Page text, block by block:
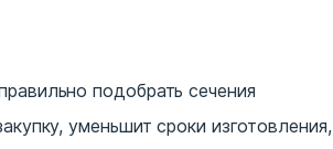
подобрать сечения
уменьшит сроки изготовления,